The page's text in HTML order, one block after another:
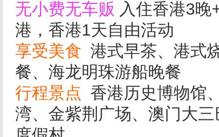
无小费无车贩 入住香港3
港，香港1天自由活动
享受美食 港式早茶、港式
餐、海龙明珠游船晚餐
行程景点 香港历史博物馆
湾、金紫荆广场、澳门大